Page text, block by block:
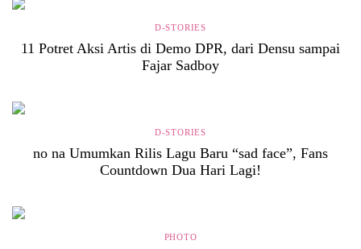
D-STORIES
11 Potret Aksi Artis di Demo DPR, dari Densu sampai
Fajar Sadboy
D-STORIES
no na Umumkan Rilis Lagu Baru “sad face”, Fans
Countdown Dua Hari Lagi!
PHOTO